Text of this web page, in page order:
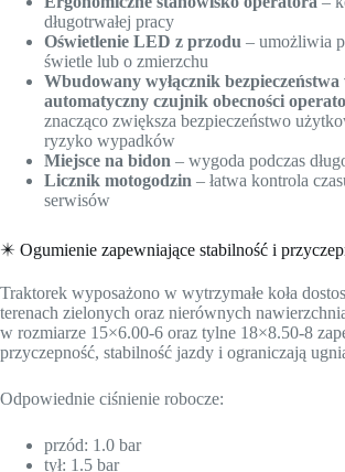
długotrwałej pracy
Oświetlenie LED z przodu – umożliwia
świetle lub o zmierzchu
Wbudowany wyłącznik
automatyczny czujnik obecności
znacząco zwiększa bezpieczeństwo
ryzyko wypadków
Miejsce na bidon – wygoda podczas
Licznik motogodzin – łatwa kontrola
serwisów
✴️ Ogumienie zapewniające stabilność i
Traktorek wyposażono w wytrzymałe koła
terenach zielonych oraz nierównych
w rozmiarze 15×6.00-6 oraz tylne 18×8.50-8
przyczepność, stabilność jazdy i ograniczają
Odpowiednie ciśnienie robocze:
przód: 1.0 bar
tył: 1.5 bar